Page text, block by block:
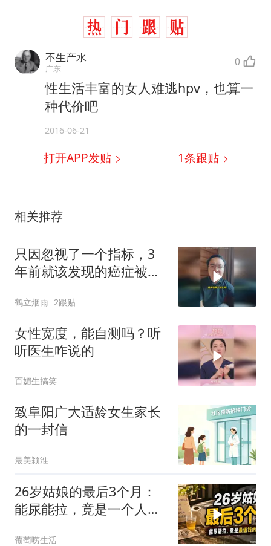
不生产水
广东 0
性生活丰富的女人难逃hpv，也算一
种代价吧
2016-06-21
打开APP发贴 1条跟贴
相关推荐
只因忽视了一个指标，3
年前就该发现的癌症被拖
鹤立烟雨 2跟贴
女性宽度，能自测吗？听
听医生咋说的
百媚生搞笑
致阜阳广大适龄女生家长
的一封信
最美颍淮
26岁姑娘的最后3个月：
能尿能拉，竟是一个人最
葡萄唠生活